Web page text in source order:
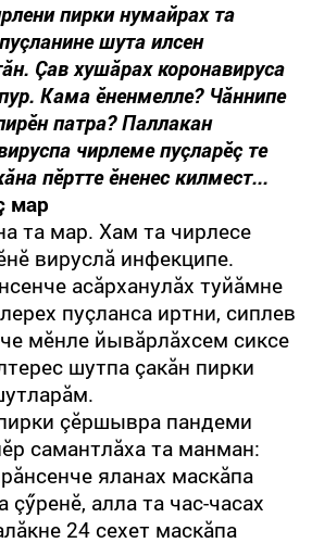
пирки нумайрах та
шута илсен
Çав хушăрах коронавируса
Кама ӗненмелле? Чăннипе
патра? Паллакан
чирлеме пуçларӗç те
пӗртте ӗненес килмест...
мар
та мар. Хам та чирлесе
вируслă инфекципе.
асăрханулăх туйăмне
пуçланса иртни, сиплев
мӗнле йывăрлăхсем сиксе
шутпа çакăн пирки
çӗршывра пандеми
самантлăха та манман:
яланах маскăпа
çӳренӗ, алла та час-часах
24 сехет маскăпа